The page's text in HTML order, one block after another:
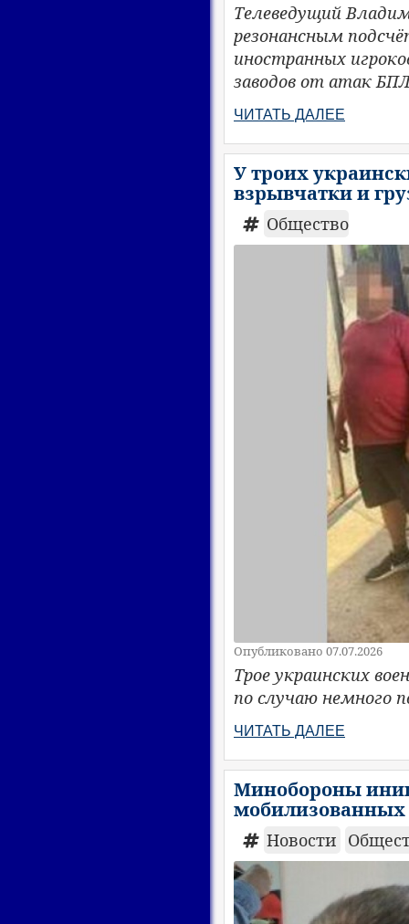
Телеведущий
резонансным
иностранных
заводов от атак
ЧИТАТЬ ДАЛЕЕ
У троих
взрывчатки и
Общество
Опубликовано 07.07.2026
Трое украинских
по случаю немного
ЧИТАТЬ ДАЛЕЕ
Минобороны
мобилизованных
Новости